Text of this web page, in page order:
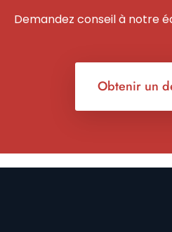
Demandez conseil à notre
Obtenir un